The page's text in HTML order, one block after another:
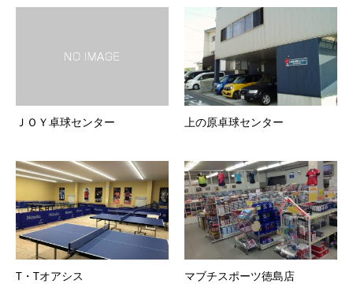
ＪＯＹ卓球センター 上の原卓球センター
T・Tオアシス マブチスポーツ徳島店